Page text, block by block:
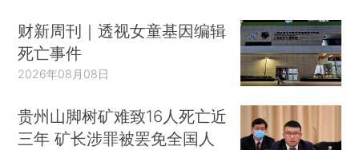
财新周刊｜透视女童基因编辑
死亡事件
2026年08月08日
贵州山脚树矿难致16人死亡近
三年 矿长涉罪被罢免全国人